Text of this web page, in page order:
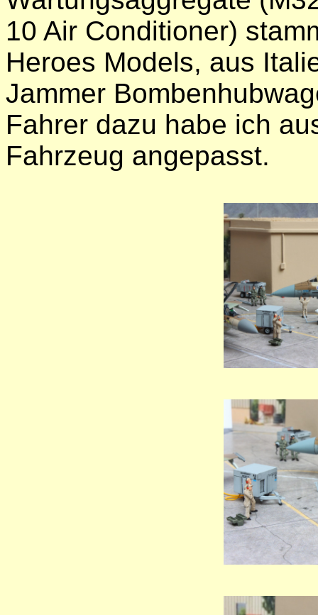
10 Air Conditioner)
Heroes Models, aus
Jammer
Fahrer dazu habe ich
Fahrzeug angepasst.